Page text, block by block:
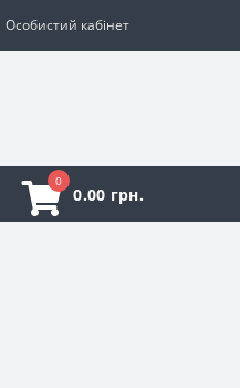
Особистий кабінет
0
0.00 грн.